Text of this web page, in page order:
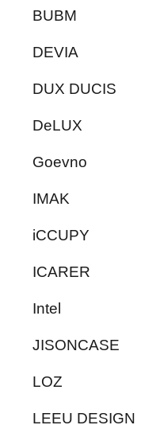
BUBM
DEVIA
DUX DUCIS
DeLUX
Goevno
IMAK
iCCUPY
ICARER
Intel
JISONCASE
LOZ
LEEU DESIGN